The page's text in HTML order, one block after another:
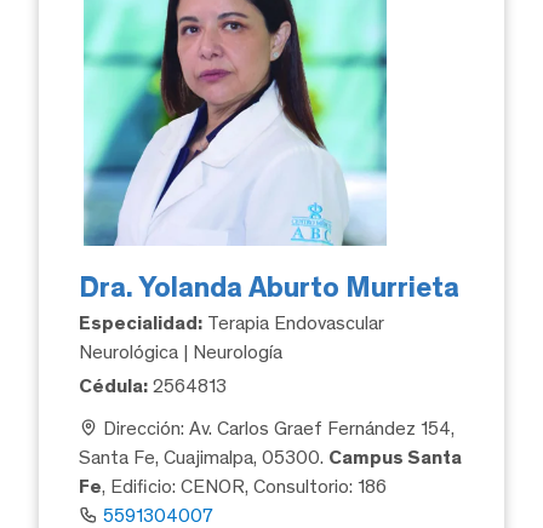
Dra. Yolanda Aburto Murrieta
Especialidad: Terapia Endovascular
Neurológica | Neurología
Cédula: 2564813
Dirección: Av. Carlos Graef Fernández 154,
Santa Fe, Cuajimalpa, 05300. Campus Santa
Fe, Edificio: CENOR, Consultorio: 186
5591304007